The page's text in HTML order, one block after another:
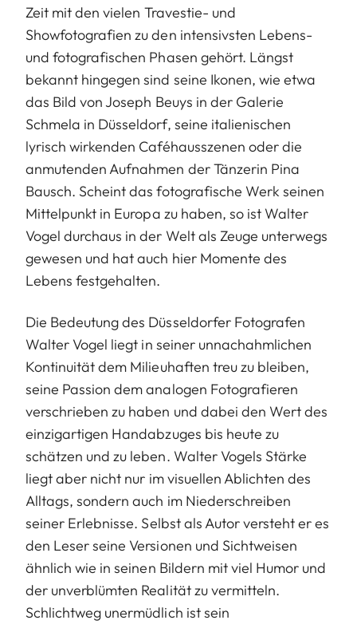
Zeit mit den vielen Travestie- und
Showfotografien zu den intensivsten Lebens-
und fotografischen Phasen gehört. Längst
bekannt hingegen sind seine Ikonen, wie etwa
das Bild von Joseph Beuys in der Galerie
Schmela in Düsseldorf, seine italienischen
lyrisch wirkenden Caféhausszenen oder die
anmutenden Aufnahmen der Tänzerin Pina
Bausch. Scheint das fotografische Werk seinen
Mittelpunkt in Europa zu haben, so ist Walter
Vogel durchaus in der Welt als Zeuge unterwegs
gewesen und hat auch hier Momente des
Lebens festgehalten.
Die Bedeutung des Düsseldorfer Fotografen
Walter Vogel liegt in seiner unnachahmlichen
Kontinuität dem Milieuhaften treu zu bleiben,
seine Passion dem analogen Fotografieren
verschrieben zu haben und dabei den Wert des
einzigartigen Handabzuges bis heute zu
schätzen und zu leben. Walter Vogels Stärke
liegt aber nicht nur im visuellen Ablichten des
Alltags, sondern auch im Niederschreiben
seiner Erlebnisse. Selbst als Autor versteht er es
den Leser seine Versionen und Sichtweisen
ähnlich wie in seinen Bildern mit viel Humor und
der unverblümten Realität zu vermitteln.
Schlichtweg unermüdlich ist sein